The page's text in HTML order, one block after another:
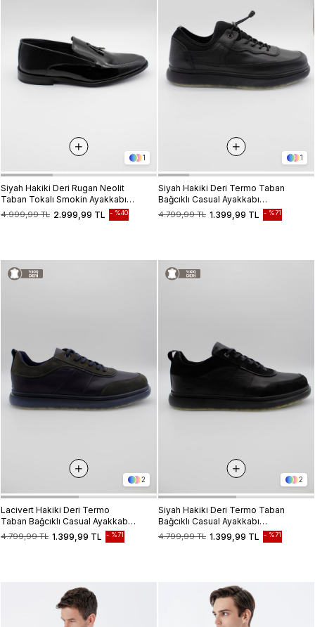
1
Siyah Hakiki Deri Rugan Neolit
Taban Tokalı Smokin Ayakkabı
1033235125
2.999,99 TL
4.999,99 TL %40
1
Siyah Hakiki Deri Termo Taban
Bağcıklı Casual Ayakkabı
1033235119 1.399,99 TL
4.799,99 TL %71
2
Lacivert Hakiki Deri Termo
Taban Bağcıklı Casual Ayakkabı
1033235117 1.399,99 TL
4.799,99 TL %71
2
Siyah Hakiki Deri Termo Taban
Bağcıklı Casual Ayakkabı
1033235117 1.399,99 TL
4.799,99 TL %71